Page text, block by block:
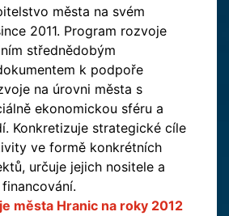
města na svém
2011. Program rozvoje
střednědobým
k podpoře
na úrovni města s
ekonomickou sféru a
Konkretizuje strategické cíle
ve formě konkrétních
určuje jejich nositele a
města Hranic na roky 2012